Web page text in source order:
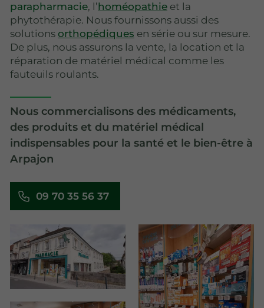
parapharmacie, l’homéopathie et la
phytothérapie. Nous fournissons aussi des
solutions orthopédiques en série ou sur mesure.
De plus, nous assurons la vente, la location et la
réparation de matériel médical comme les
fauteuils roulants.
Nous commercialisons des médicaments,
des produits et du matériel médical
indispensables pour la santé et le bien-être à
Arpajon
09 70 35 56 37